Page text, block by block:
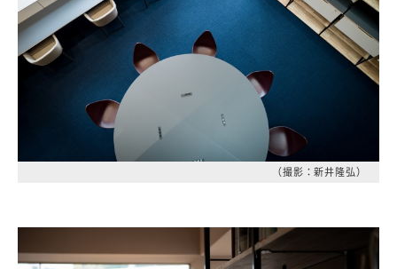
（撮影：新井隆弘）